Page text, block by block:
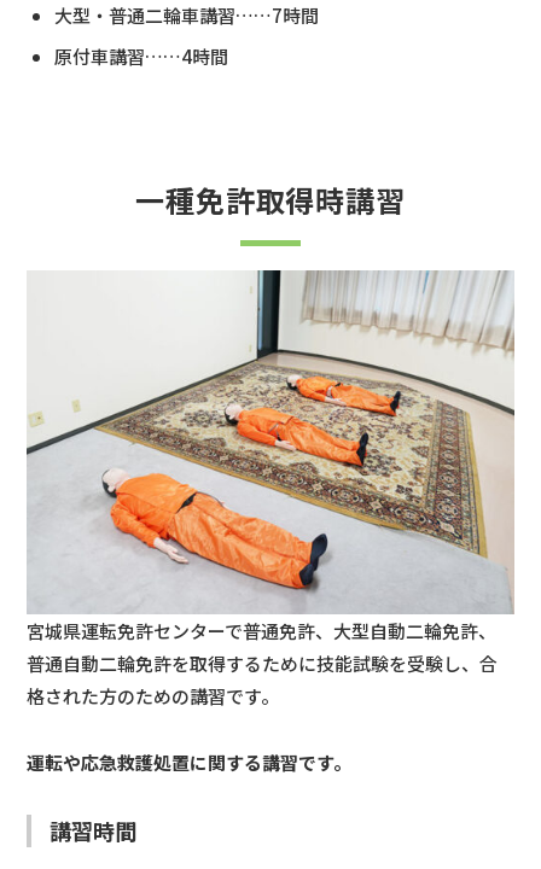
大型・普通二輪車講習……7時間
原付車講習……4時間
一種免許取得時講習
宮城県運転免許センターで普通免許、大型自動二輪免許、
普通自動二輪免許を取得するために技能試験を受験し、合
格された方のための講習です。
運転や応急救護処置に関する講習です。
講習時間